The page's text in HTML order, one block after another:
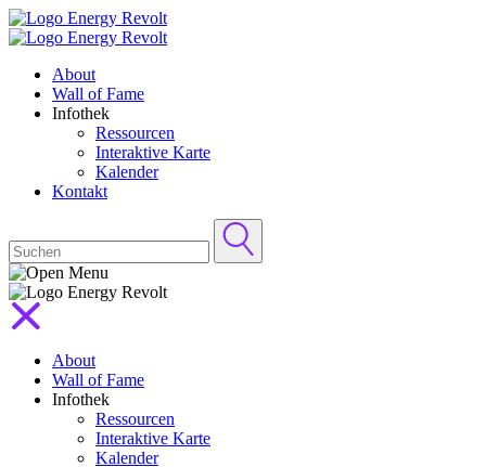
About
Wall of Fame
Infothek
Ressourcen
Interaktive Karte
Kalender
Kontakt
About
Wall of Fame
Infothek
Ressourcen
Interaktive Karte
Kalender